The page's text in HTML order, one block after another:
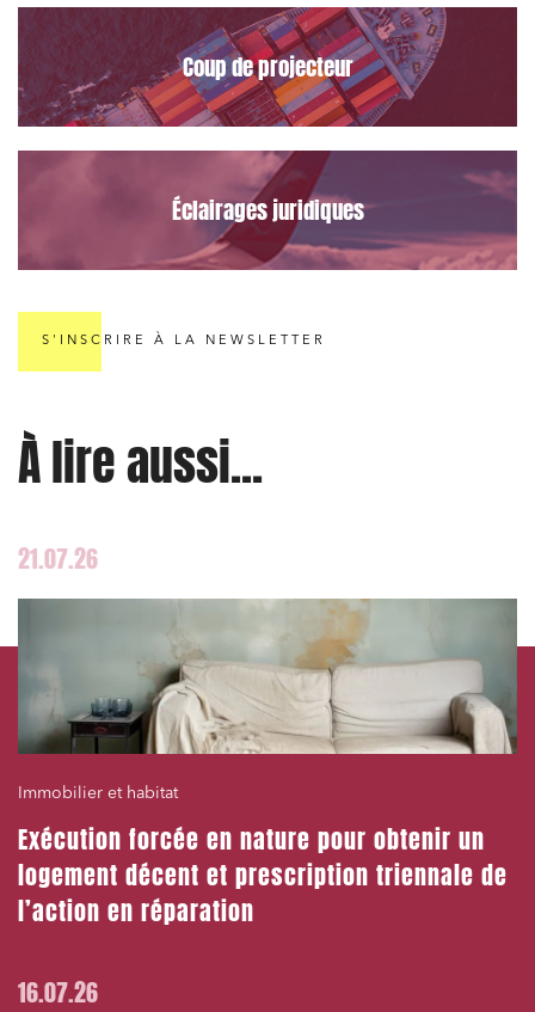
Coup de projecteur
Éclairages juridiques
S'INSCRIRE À LA NEWSLETTER
À lire aussi...
21.07.26
Immobilier et habitat
Exécution forcée en nature pour obtenir un
logement décent et prescription triennale de
l’action en réparation
16.07.26
Projets immobiliers
Environnement
Urbanisme et aménagement
Droit des sociétés et Fusions-Acquisitions